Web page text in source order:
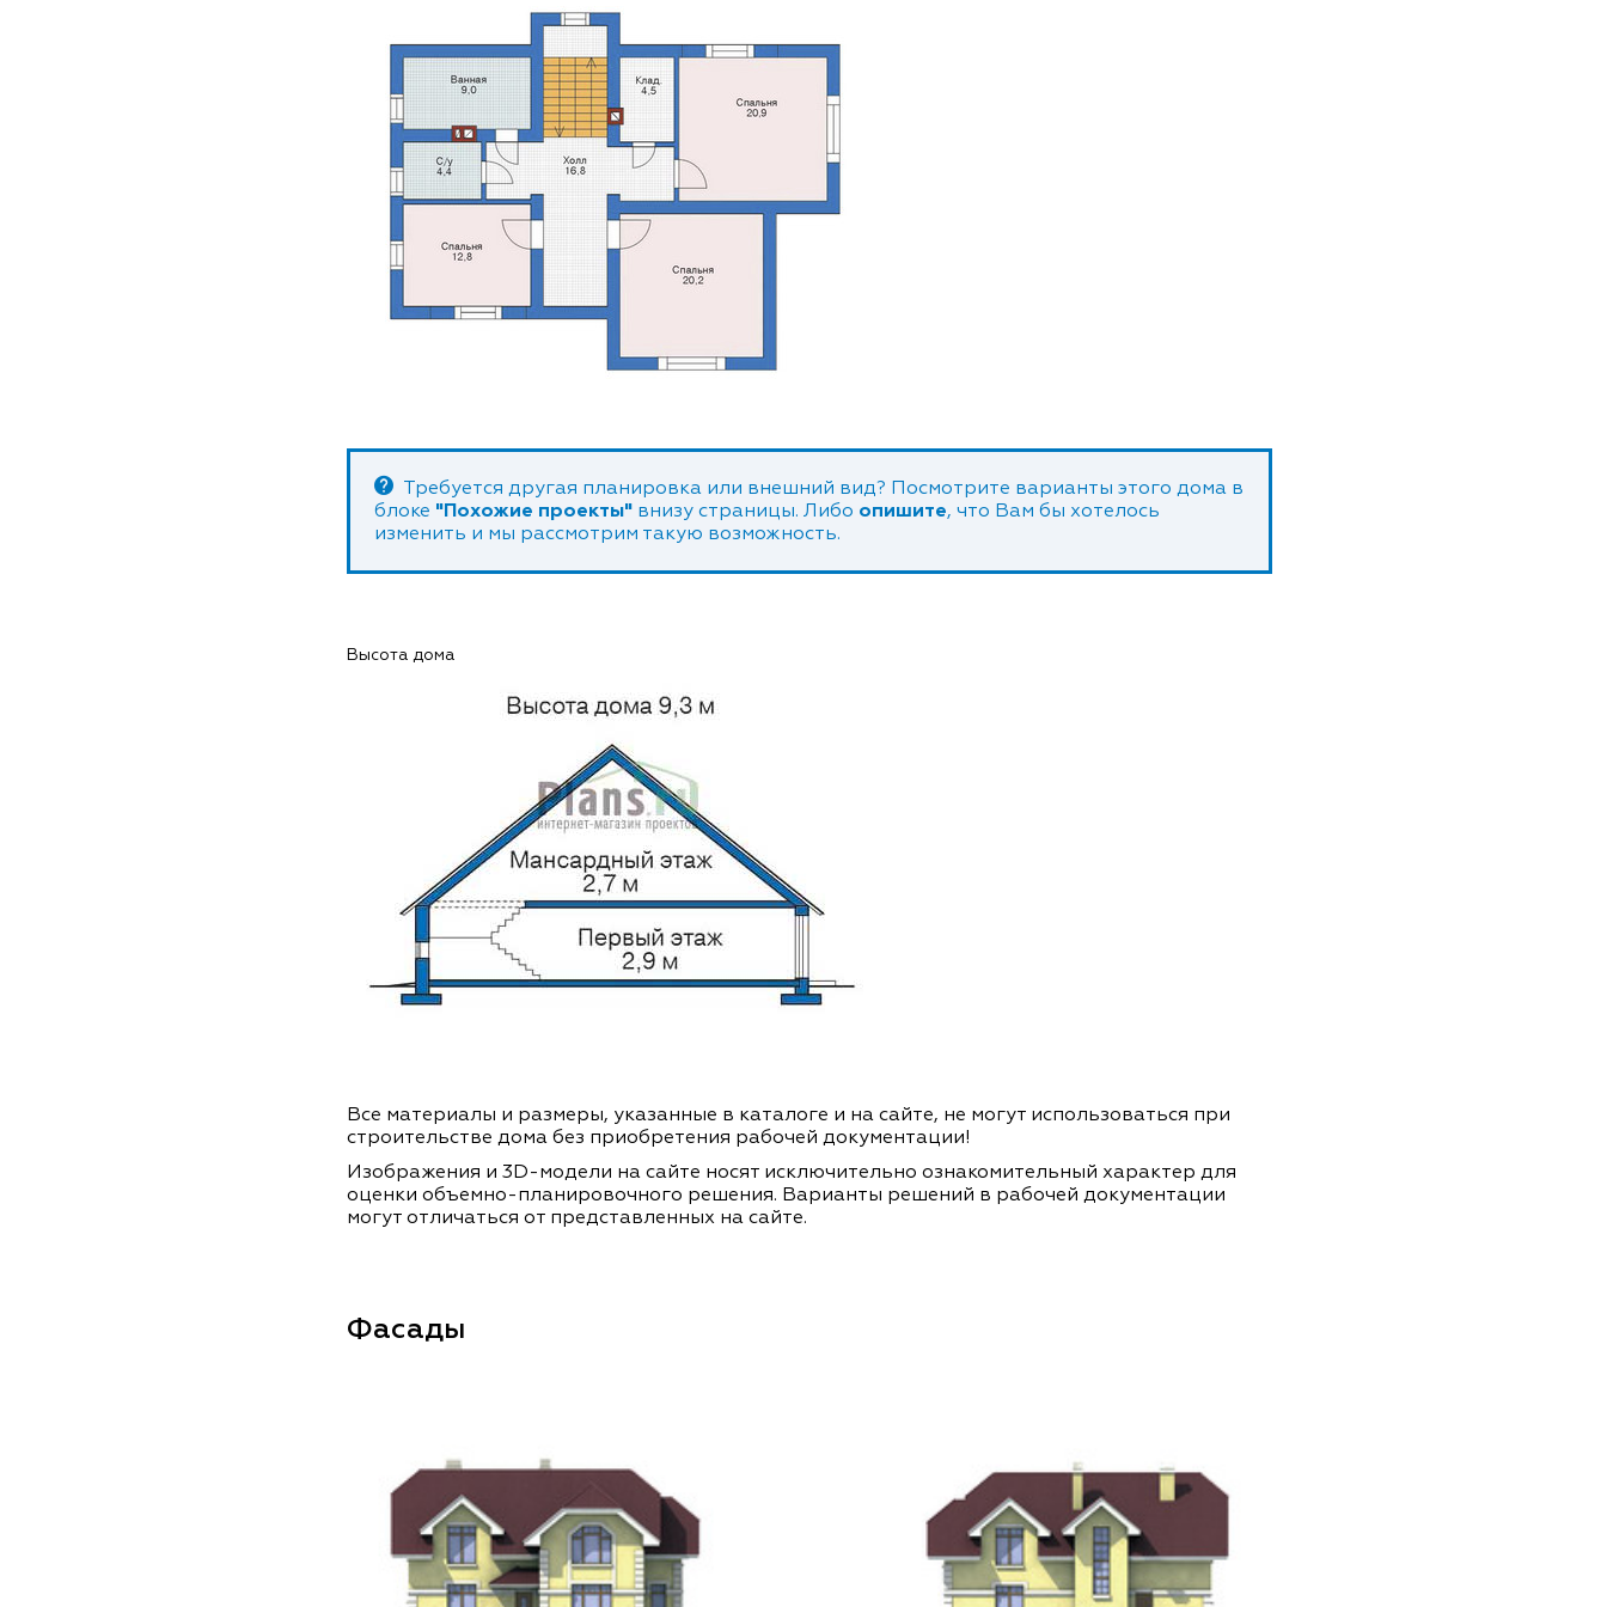
Требуется другая планировка или внешний вид? Посмотрите варианты этого дома в
блоке "Похожие проекты" внизу страницы. Либо опишите, что Вам бы хотелось
изменить и мы рассмотрим такую возможность.
Высота дома
Все материалы и размеры, указанные в каталоге и на сайте, не могут использоваться при
строительстве дома без приобретения рабочей документации!
Изображения и 3D-модели на сайте носят исключительно ознакомительный характер для
оценки объемно-планировочного решения. Варианты решений в рабочей документации
могут отличаться от представленных на сайте.
Фасады